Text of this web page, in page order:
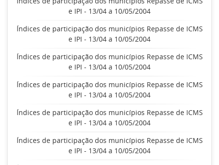
e IPI - 13/04 a 10/05/2004
Índices de participação dos municípios Repasse de ICMS
e IPI - 13/04 a 10/05/2004
Índices de participação dos municípios Repasse de ICMS
e IPI - 13/04 a 10/05/2004
Índices de participação dos municípios Repasse de ICMS
e IPI - 13/04 a 10/05/2004
Índices de participação dos municípios Repasse de ICMS
e IPI - 13/04 a 10/05/2004
Índices de participação dos municípios Repasse de ICMS
e IPI - 13/04 a 10/05/2004